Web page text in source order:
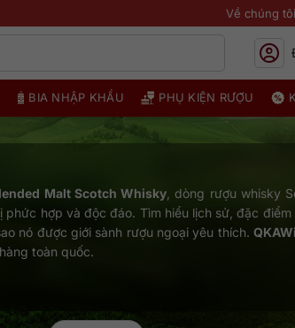
Về chúng tôi
BIA NHẬP KHẨU PHỤ KIỆN RƯỢU
Malt Scotch Whisky , dòng rượu whisky
phức hợp và độc đáo. Tìm hiểu lịch sử, đặc
nó được giới sành rượu ngoại yêu thích.
toàn quốc.